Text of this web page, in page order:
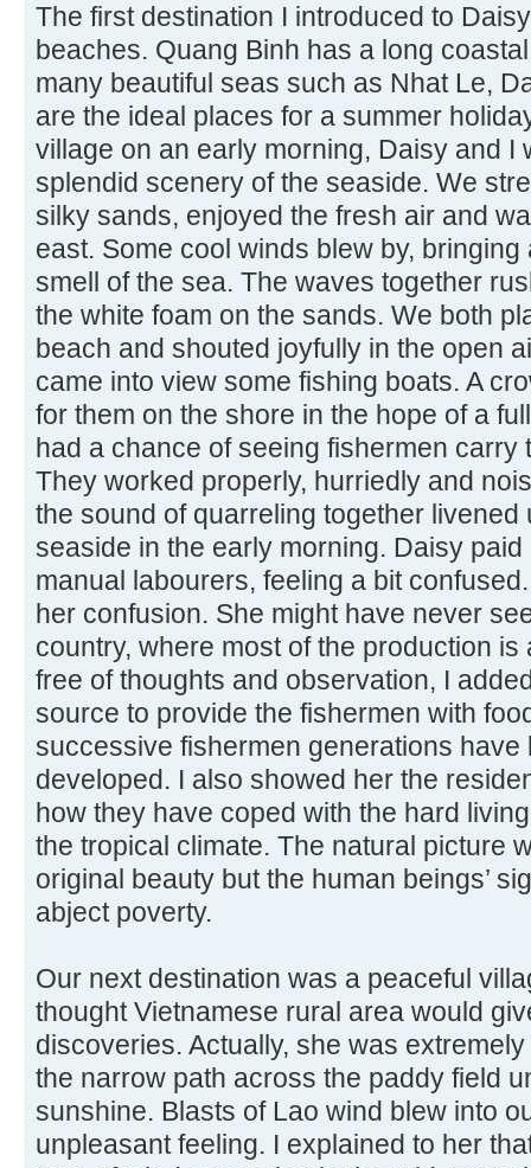
The first destination I introduced to
beaches. Quang Binh has a long
many beautiful seas such as Nhat Le,
are the ideal places for a summer
village on an early morning, Daisy and I
splendid scenery of the seaside. We
silky sands, enjoyed the fresh air and
east. Some cool winds blew by,
smell of the sea. The waves together
the white foam on the sands. We both
beach and shouted joyfully in the open
came into view some fishing boats. A
for them on the shore in the hope of a
had a chance of seeing fishermen carry
They worked properly, hurriedly and
the sound of quarreling together livened
seaside in the early morning. Daisy
manual labourers, feeling a bit
her confusion. She might have never
country, where most of the production
free of thoughts and observation, I
source to provide the fishermen with
successive fishermen generations
developed. I also showed her the
how they have coped with the hard
the tropical climate. The natural picture
original beauty but the human beings’
abject poverty.
Our next destination was a peaceful
thought Vietnamese rural area would
discoveries. Actually, she was
the narrow path across the paddy field
sunshine. Blasts of Lao wind blew into
unpleasant feeling. I explained to her